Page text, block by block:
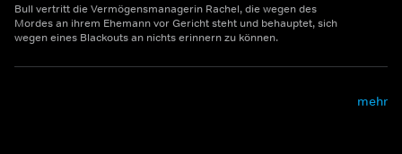
Bull vertritt die Vermögensmanagerin Rachel, die wegen des
Mordes an ihrem Ehemann vor Gericht steht und behauptet, sich
wegen eines Blackouts an nichts erinnern zu können.
mehr